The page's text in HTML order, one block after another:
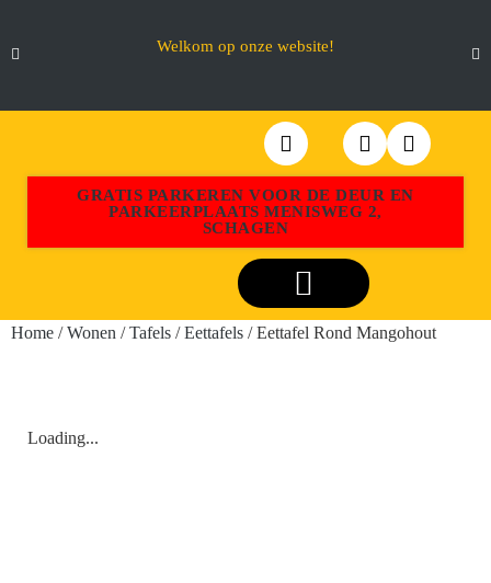
Welkom op onze website!
GRATIS PARKEREN VOOR DE DEUR EN
PARKEERPLAATS MENISWEG 2,
SCHAGEN
Home /Wonen /Tafels /Eettafels / Eettafel Rond Mangohout
Loading...